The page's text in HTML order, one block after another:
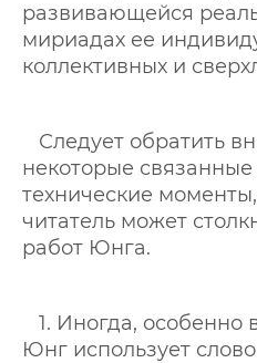
развивающейся
мириадах ее
коллективных и
Следует обратить
некоторые
технические
читатель может
работ Юнга.
1. Иногда, особенно
Юнг использует